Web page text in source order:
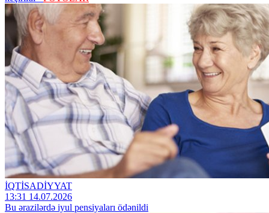
İQTİSADİYYAT
13:31 14.07.2026
Bu ərazilərdə iyul pensiyaları ödənildi